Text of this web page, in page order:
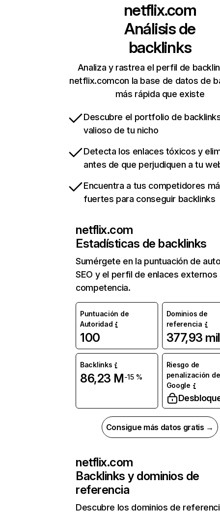
netflix.com
Análisis de
backlinks
Analiza y rastrea el perfil de
netflix.comcon la base de datos de
más rápida que existe
Descubre el portfolio de
valioso de tu nicho
Detecta los enlaces tóxicos y
antes de que perjudiquen a tu
Encuentra a tus competidores
fuertes para conseguir backlinks
netflix.com
Estadísticas de backlinks
Sumérgete en la puntuación de
SEO y el perfil de enlaces externos
competencia.
Puntuación de
Autoridad
100
Dominios de
referencia
377,93 mil
Backlinks
86,23 M-15 %
Riesgo de
penalización de
Google
Consigue más datos gratis →
netflix.com
Backlinks y dominios de
referencia
Descubre los dominios de